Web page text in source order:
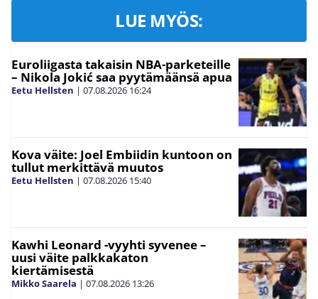
LUE MYÖS:
Euroliigasta takaisin NBA-parketeille
– Nikola Jokić saa pyytämäänsä apua
Eetu Hellsten | 07.08.2026 16:24
Kova väite: Joel Embiidin kuntoon on
tullut merkittävä muutos
Eetu Hellsten | 07.08.2026 15:40
Kawhi Leonard -vyyhti syvenee –
uusi väite palkkakaton
kiertämisestä
Mikko Saarela | 07.08.2026 13:26